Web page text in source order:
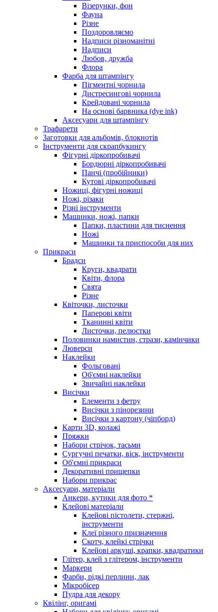
Візерунки, фон
Фауна
Різне
Поздоровляємо
Надписи різноманітні
Надписи
Любов, дружба
Флора
Фарба для штампінгу
Пігментні чорнила
Дистресингові чорнила
Крейдовані чорнила
На основі барвника (dye ink)
Аксесуари для штампінгу
Трафарети
Заготовки для альбомів, блокнотів
Інструменти для скрапбукингу
Фігурні діркопробивачі
Бордюрні діркопробивачі
Панчі (пробійники)
Кутові діркопробивачі
Ножиці, фігурні ножиці
Ножі, різаки
Різні інструменти
Машинки, ножі, папки
Папки, пластини для тиснення
Ножі
Машинки та приспособи для них
Прикраси
Брадси
Круги, квадрати
Квіти, флора
Свята
Різне
Квіточки, листочки
Паперові квіти
Тканинні квіти
Листочки, пелюстки
Половинки намистин, стрази, камінчики
Люверси
Наклейки
Фольговані
Об'ємні наклейки
Звичайні наклейки
Висічки
Елементи з фетру
Висічки з пінорезини
Висічки з картону (чіпборд)
Карти 3D, колажі
Пряжки
Набори стрічок, тасьми
Сургучні печатки, віск, інструменти
Об'ємні прикраси
Декоративні прищепки
Набори прикрас
Аксесуари, матеріали
Анкери, кутики для фото *
Клейові матеріали
Клейові пістолети, стержні,
інструменти
Клеї різного призначення
Скотч, клейкі стрічки
Клейові аркуші, крапки, квадратики
Глітер, клей з глітером, інструменти
Маркери
Фарби, рідкі перлини, лак
Мікробісер
Пудра для декору
Квілінг, оригамі